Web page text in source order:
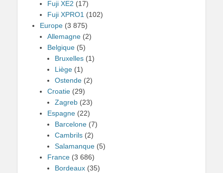
Fuji XE2 (17)
Fuji XPRO1 (102)
Europe (3 875)
Allemagne (2)
Belgique (5)
Bruxelles (1)
Liège (1)
Ostende (2)
Croatie (29)
Zagreb (23)
Espagne (22)
Barcelone (7)
Cambrils (2)
Salamanque (5)
France (3 686)
Bordeaux (35)